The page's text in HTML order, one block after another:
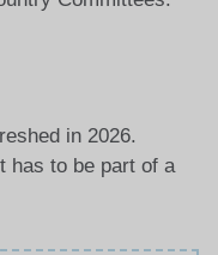
in 2026.
has to be part of a